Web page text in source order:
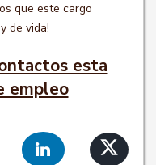
que este cargo
de vida!
esta
empleo